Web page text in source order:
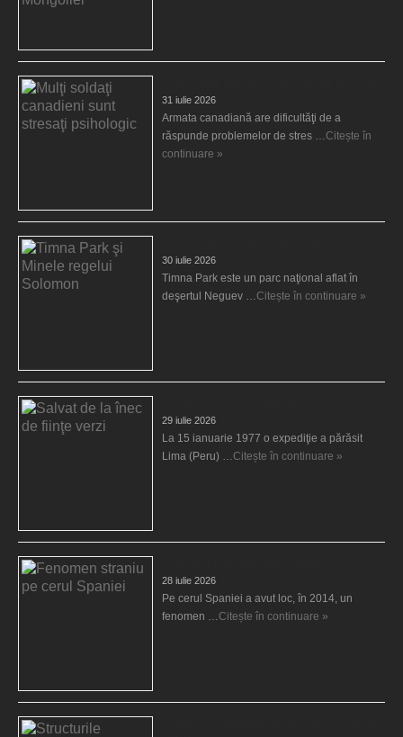
31 iulie 2026
Armata canadiană are dificultăţi de a
răspunde problemelor de stres …Citește în
continuare »
30 iulie 2026
Timna Park este un parc naţional aflat în
deşertul Neguev …Citește în continuare »
29 iulie 2026
La 15 ianuarie 1977 o expediţie a părăsit
Lima (Peru) …Citește în continuare »
28 iulie 2026
Pe cerul Spaniei a avut loc, în 2014, un
fenomen …Citește în continuare »